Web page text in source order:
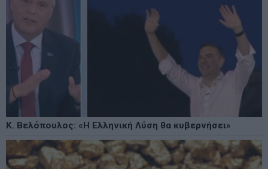
Κ. Βελόπουλος: «Η Ελληνική Λύση θα κυβερνήσει»